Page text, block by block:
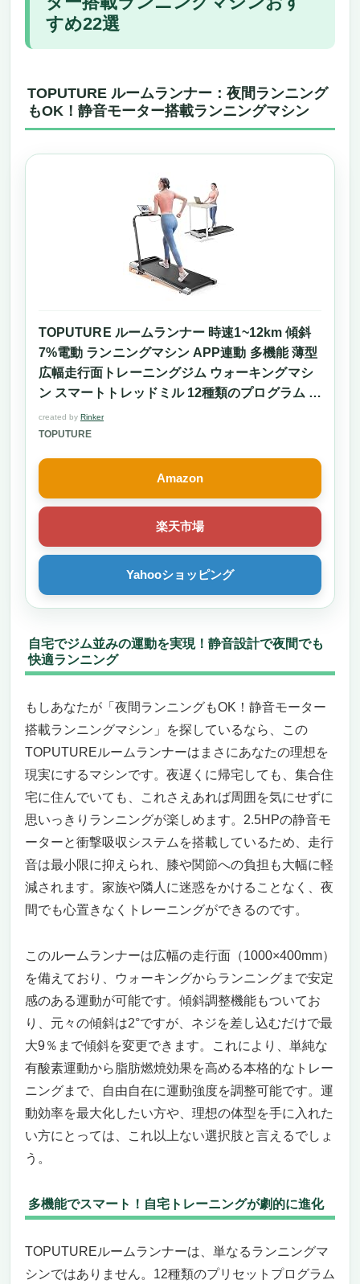
強烈におすすめ！自宅で本格トレーニングを
手に入れる
YPOO ルームランナー 家庭用 MAX8km/h — 夜
ングマシン
静かでパワフル！夜間でも周囲を気にせずト
レーニング可能
コンパクト設計＆省スペースで設置もラクラ
アプリ連動でトレーニング管理もスマートに
夜間の健康習慣を加速させる1台多役のマシ
安心保証＆高評価で長く使える
今すぐ購入すべき理由
KingSmith WalkingPad X21 – 夜間ランニング
自宅トレーニング革命
静音モーターと耐久性で夜間でも思い切り走
れる
自宅での筋力アップと有酸素運動を両立でき
る万能マシン
折りたたみ＆組み立て不要で省スペース設置
静音性と安全性を両立した安心設計
ニングマシンで自宅フィットネス革命
自宅で夜間ランニングを楽しむならこれ一
専用アプリで運動効果を最大化
コンパクトで組立不要！収納もラクラク
リモコン操作＆大画面ディスプレイで快適管
理
今すぐ購入する理由
夜間ランニングもOK！静音モーター搭載ラン
ニングマシン – BARWING 家庭用ルームランナ
ー
静かに、でもパワフルに – 夜間ランニングも
OK！静音モーター搭載ランニングマシンで
自宅があなたのジムに
の機能
安全性と快適性も妥協なし
筋力アップから脂肪燃焼まで – 買わなきゃ損
夜間ランニングもOK！静音モーター搭載ラン
ニングマシン – YAGUD ルームランナー
静かで快適、夜でも自宅でガンガン走れる！
効果的な運動管理 – LEDディスプレイとリモ
コンパクト設計と省スペース性でどこでも設
置可能
衝撃吸収で膝や足首を守る安心設計
こんな人におすすめ
逆に向かない人
夜間ランニングもOK！静音モーター搭載ラン
ニングマシンで自宅トレーニング革命
ンナーの魅力
多彩なプログラムで飽きずに続けられるトレ
すめ22選
TOPUTURE ルームランナー：夜間ランニング
もOK！静音モーター搭載ランニングマシン
TOPUTURE ルームランナー 時速1~12km 傾斜
7%電動 ランニングマシン APP連動 多機能 薄型
広幅走行面トレーニングジム ウォーキングマシ
ン スマートトレッドミル 12種類のプログラム 省
スペース 静音 組立簡単 収納便利 自宅用 オフィ
ス用 男女兼用 (銀)
created by Rinker
TOPUTURE
Amazon
楽天市場
Yahooショッピング
自宅でジム並みの運動を実現！静音設計で夜間でも
快適ランニング
もしあなたが「夜間ランニングもOK！静音モーター
搭載ランニングマシン」を探しているなら、この
TOPUTUREルームランナーはまさにあなたの理想を
現実にするマシンです。夜遅くに帰宅しても、集合住
宅に住んでいても、これさえあれば周囲を気にせずに
思いっきりランニングが楽しめます。2.5HPの静音モ
ーターと衝撃吸収システムを搭載しているため、走行
音は最小限に抑えられ、膝や関節への負担も大幅に軽
減されます。家族や隣人に迷惑をかけることなく、夜
間でも心置きなくトレーニングができるのです。
このルームランナーは広幅の走行面（1000×400mm）
を備えており、ウォーキングからランニングまで安定
感のある運動が可能です。傾斜調整機能もついてお
り、元々の傾斜は2°ですが、ネジを差し込むだけで最
大9％まで傾斜を変更できます。これにより、単純な
有酸素運動から脂肪燃焼効果を高める本格的なトレー
ニングまで、自由自在に運動強度を調整可能です。運
動効率を最大化したい方や、理想の体型を手に入れた
い方にとっては、これ以上ない選択肢と言えるでしょ
う。
多機能でスマート！自宅トレーニングが劇的に進化
TOPUTUREルームランナーは、単なるランニングマ
シンではありません。12種類のプリセットプログラム